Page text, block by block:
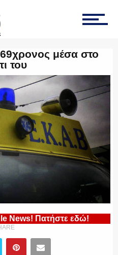
μέσα στο
του
News! Πατήστε εδώ!